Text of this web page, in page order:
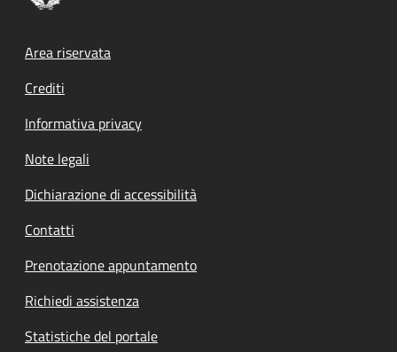
Footer menu
Area riservata
Crediti
Informativa privacy
Note legali
Dichiarazione di accessibilità
Contatti
Prenotazione appuntamento
Richiedi assistenza
Statistiche del portale